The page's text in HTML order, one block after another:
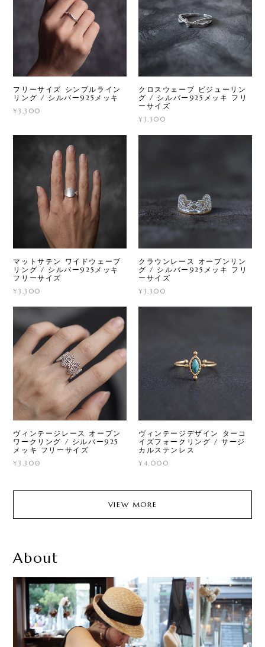
フリーサイズ シンプルライン
リング / シルバー925メッキ
¥3,300
クロスウェーブ ビジューリン
グ / シルバー925メッキ フリ
ーサイズ
¥3,300
マットサテン ワイドウェーブ
リング / シルバー925メッキ
フリーサイズ
¥3,300
クラウンレース オープンリン
グ / シルバー925メッキ フリ
ーサイズ
¥3,300
ヴィンテージレース オープン
ワークリング / シルバー925
メッキ フリーサイズ
¥3,300
ヴィンテージデザイン ターコ
イズフォークリング / サージ
カルステンレス
¥4,000
VIEW MORE
About